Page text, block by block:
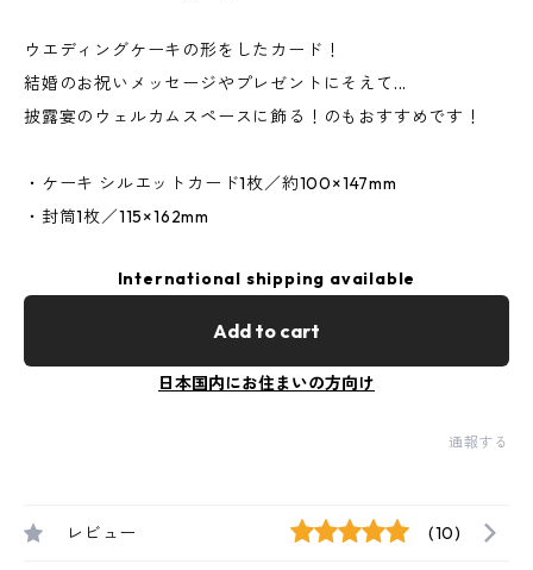
ウエディングケーキの形をしたカード！
結婚のお祝いメッセージやプレゼントにそえて...
披露宴のウェルカムスペースに飾る！のもおすすめです！
・ケーキ シルエットカード1枚／約100×147mm
・封筒1枚／115×162mm
International shipping available
Add to cart
日本国内にお住まいの方向け
通報する
レビュー (10)